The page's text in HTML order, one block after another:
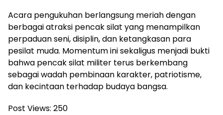
Acara pengukuhan berlangsung meriah dengan
berbagai atraksi pencak silat yang menampilkan
perpaduan seni, disiplin, dan ketangkasan para
pesilat muda. Momentum ini sekaligus menjadi bukti
bahwa pencak silat militer terus berkembang
sebagai wadah pembinaan karakter, patriotisme,
dan kecintaan terhadap budaya bangsa.
Post Views: 250